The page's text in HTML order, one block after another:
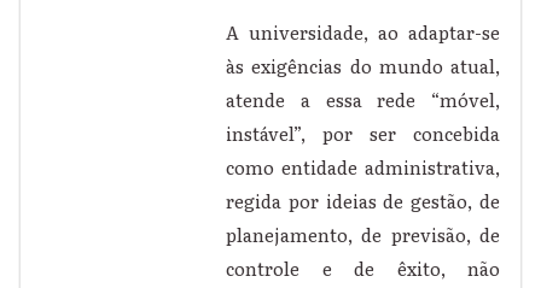
A universidade, ao adaptar-se
às exigências do mundo atual,
atende a essa rede “móvel,
instável”, por ser concebida
como entidade administrativa,
regida por ideias de gestão, de
planejamento, de previsão, de
controle e de êxito, não